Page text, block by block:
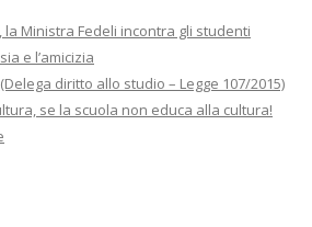
la Ministra Fedeli incontra gli studenti
e l’amicizia
(Delega diritto allo studio – Legge 107/2015)
se la scuola non educa alla cultura!